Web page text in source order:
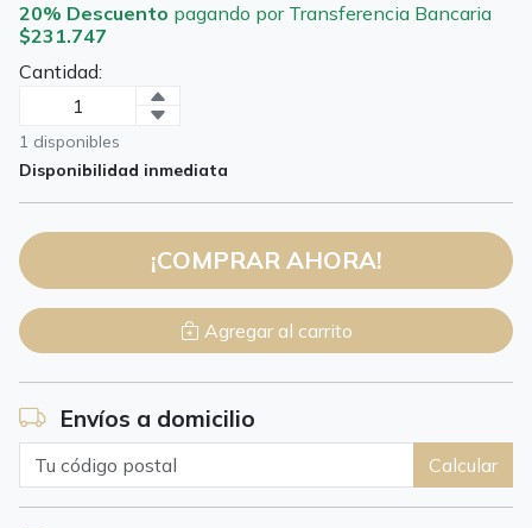
20% Descuento pagando por Transferencia Bancaria
$231.747
Cantidad:
1 disponibles
Disponibilidad inmediata
¡COMPRAR AHORA!
Agregar al carrito
Envíos a domicilio
Calcular